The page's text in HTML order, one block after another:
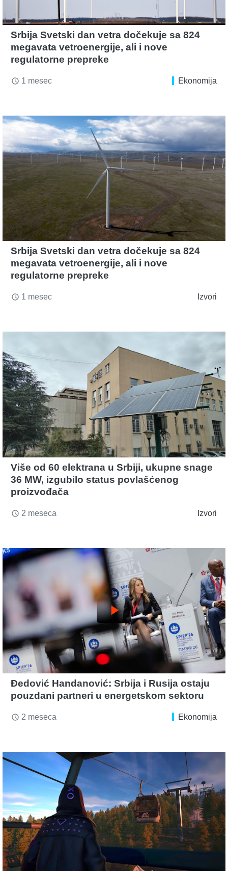
Srbija Svetski dan vetra dočekuje sa 824
megavata vetroenergije, ali i nove
regulatorne prepreke
access_time 1 mesec Ekonomija
Srbija Svetski dan vetra dočekuje sa 824
megavata vetroenergije, ali i nove
regulatorne prepreke
access_time 1 mesec Izvori
Više od 60 elektrana u Srbiji, ukupne snage
36 MW, izgubilo status povlašćenog
proizvođača
access_time 2 meseca Izvori
play_arrow
Đedović Handanović: Srbija i Rusija ostaju
pouzdani partneri u energetskom sektoru
access_time 2 meseca Ekonomija